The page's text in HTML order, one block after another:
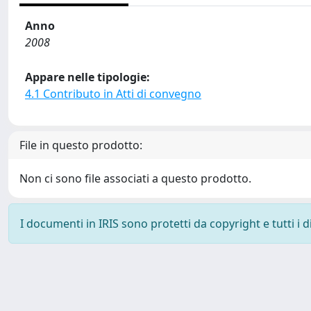
Anno
2008
Appare nelle tipologie:
4.1 Contributo in Atti di convegno
File in questo prodotto:
Non ci sono file associati a questo prodotto.
I documenti in IRIS sono protetti da copyright e tutti i